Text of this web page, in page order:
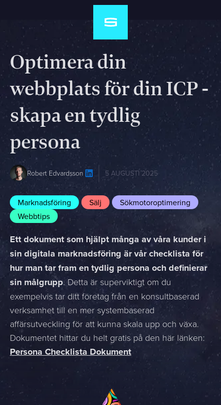
Optimera din
webbplats för din ICP -
skapa en tydlig
persona
Robert Edvardsson 5 AUGUSTI 2025
Marknadsföring Sälj
Sökmotoroptimering
Webbtips
Ett dokument som hjälpt många av våra kunder i
sin digitala marknadsföring är vår checklista för
hur man tar fram en tydlig persona och definierar
sin målgrupp. Detta är superviktigt om du
exempelvis tar ditt företag från en konsultbaserad
verksamhet till en mer systembaserad
affärsutveckling för att kunna skala upp och växa.
Dokumentet hittar du helt gratis på den här länken:
Persona Checklista Dokument